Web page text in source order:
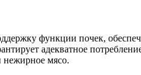
функции почек,
адекватное
нежирное мясо.